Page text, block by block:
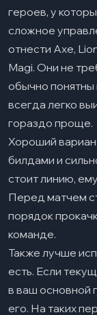
героев, у
сложное
отнести Axe,
Magi. Они не
обычно понятны
всегда легко
гораздо проще.
Хороший
билдами и
стоит линию,
Перед матчем
порядок
команде.
Также лучше
есть. Если
в ваш основной
его. На таких